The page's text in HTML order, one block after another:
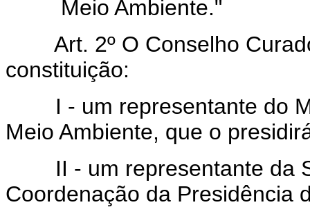
Meio Ambiente."
Art. 2º O Conselho
constituição:
I - um representante do
Meio Ambiente, que o
II - um representante da
Coordenação da Presidência